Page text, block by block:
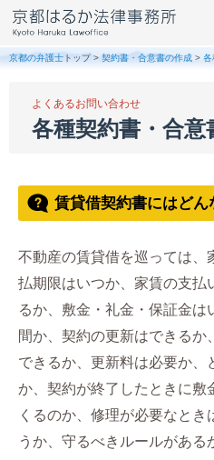
京都の弁護士 トップ > 契約書・合意書の作成 > 各
よくあるお問い合わせ
各種契約書・合意
賃貸借契約書にはど
不動産の賃貸借を巡っては、
払期限はいつか、家賃の支払
るか、敷金・礼金・保証金
間か、契約の更新はできる
できるか、更新料は必要か、
か、契約が終了したときに敷
くるのか、修理が必要なと
うか、守るべきルールがある